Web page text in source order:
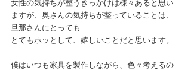
女性の気持ちが整うきっかけは様々あると思い
ますが、奥さんの気持ちが整っていることは、
旦那さんにとっても
とてもホッとして、嬉しいことだと思います。
僕はいつも家具を製作しながら、色々考えるの